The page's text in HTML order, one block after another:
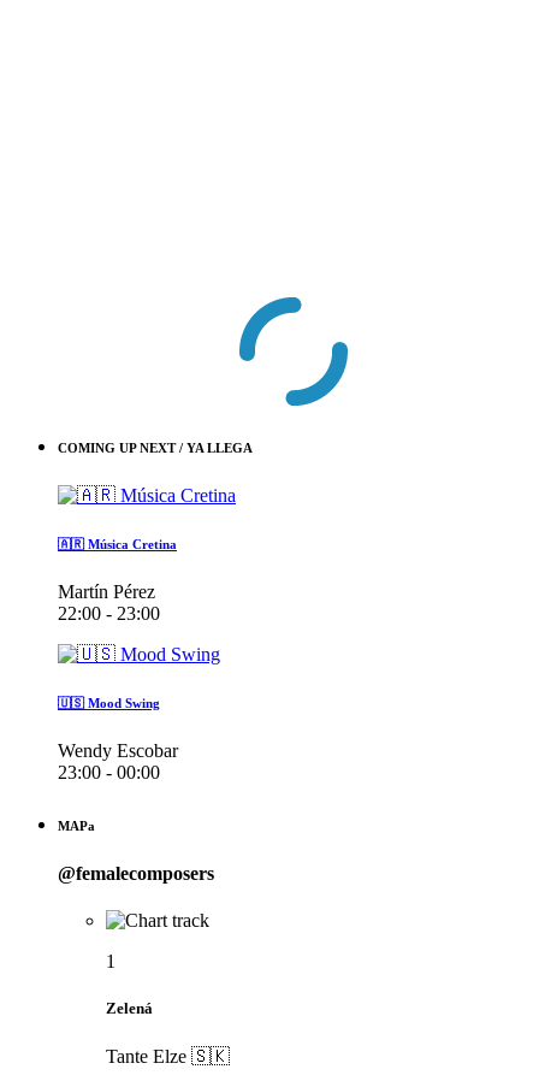
COMING UP NEXT / YA LLEGA
🇦🇷 Música Cretina
Martín Pérez
22:00 - 23:00
🇺🇸 Mood Swing
Wendy Escobar
23:00 - 00:00
MAPa
@femalecomposers
1
Zelená
Tante Elze 🇸🇰